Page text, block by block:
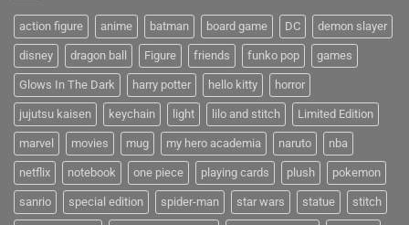
action figure anime batman board game DC demon slayer
disney dragon ball Figure friends funko pop games
Glows In The Dark harry potter hello kitty horror
jujutsu kaisen keychain light lilo and stitch Limited Edition
marvel movies mug my hero academia naruto nba
netflix notebook one piece playing cards plush pokemon
sanrio special edition spider-man star wars statue stitch